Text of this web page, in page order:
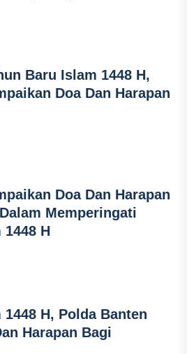
Baru Islam 1448 H,
Doa Dan Harapan
Doa Dan Harapan
Memperingati
H
H, Polda Banten
Harapan Bagi